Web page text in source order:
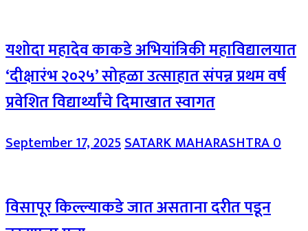
यशोदा महादेव काकडे अभियांत्रिकी महाविद्यालयात
‘दीक्षारंभ २०२५’ सोहळा उत्साहात संपन्न प्रथम वर्ष
प्रवेशित विद्यार्थ्यांचे दिमाखात स्वागत
September 17, 2025SATARK MAHARASHTRA0
विसापूर किल्ल्याकडे जात असताना दरीत पडून